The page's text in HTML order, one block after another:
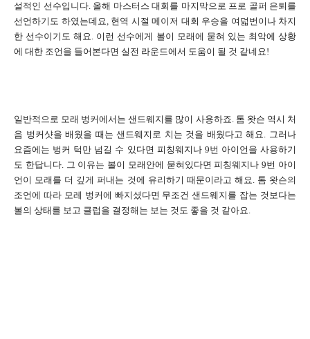
설적인 선수입니다. 올해 마스터스 대회를 마지막으로 프로 골퍼 은퇴를
선언하기도 하였는데요, 현역 시절 메이저 대회 우승을 여덟번이나 차지
한 선수이기도 해요. 이런 선수에게 볼이 모래에 묻혀 있는 최악에 상황
에 대한 조언을 들어본다면 실전 라운드에서 도움이 될 것 같네요!
일반적으로 모래 벙커에서는 샌드웨지를 많이 사용하죠. 톰 왓슨 역시 처
음 벙커샷을 배웠을 때는 샌드웨지로 치는 것을 배웠다고 해요. 그러나
요즘에는 벙커 턱만 넘길 수 있다면 피칭웨지나 9번 아이언을 사용하기
도 한답니다. 그 이유는 볼이 모래안에 묻혀있다면 피칭웨지나 9번 아이
언이 모래를 더 깊게 퍼내는 것에 유리하기 때문이라고 해요. 톰 왓슨의
조언에 따라 모레 벙커에 빠지셨다면 무조건 샌드웨지를 잡는 것보다는
볼의 상태를 보고 클럽을 결정해는 보는 것도 좋을 것 같아요.